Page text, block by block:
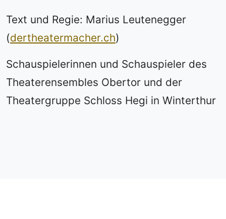
Text und Regie: Marius Leutenegger
(dertheatermacher.ch)
Schauspielerinnen und Schauspieler des
Theaterensembles Obertor und der
Theatergruppe Schloss Hegi in Winterthur